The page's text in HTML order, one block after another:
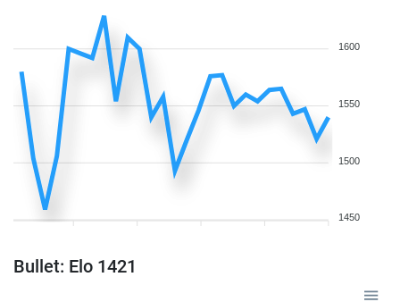
1600
1550
1500
1450
Bullet: Elo 1421